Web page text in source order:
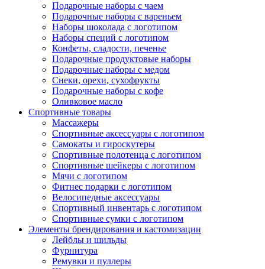
Подарочные наборы с чаем
Подарочные наборы с вареньем
Наборы шоколада с логотипом
Наборы специй с логотипом
Конфеты, сладости, печенье
Подарочные продуктовые наборы
Подарочные наборы с медом
Снеки, орехи, сухофрукты
Подарочные наборы с кофе
Оливковое масло
Спортивные товары
Массажеры
Спортивные аксессуары с логотипом
Самокаты и гироскутеры
Спортивные полотенца с логотипом
Спортивные шейкеры с логотипом
Мячи с логотипом
Фитнес подарки с логотипом
Велосипедные аксессуары
Спортивный инвентарь с логотипом
Спортивные сумки с логотипом
Элементы брендирования и кастомизации
Лейблы и шильды
Фурнитура
Ремувки и пуллеры